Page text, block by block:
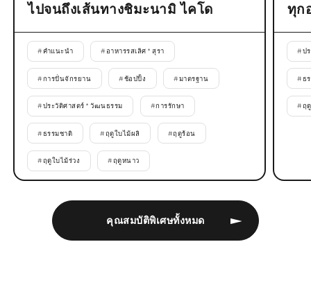
คุณสมบัติพิเศษทั้งหมด
ไปจนถึงเส้นทางชิมะนามิ ไคโด
#คำแนะนำ # อาหารรสเลิศ * สุรา
#การปั่นจักรยาน #ช้อปปิ้ง #มาตรฐาน
#ประวัติศาสตร์ * วัฒนธรรม #การรักษา
#ธรรมชาติ #ฤดูใบไม้ผลิ #ฤดูร้อน
#ฤดูใบไม้ร่วง #ฤดูหนาว
ทุก
#ป
#ธ
#ฤ